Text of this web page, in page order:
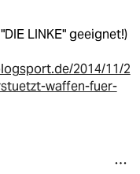
LINKE" geeignet!)
2014/11/2
waffen-fuer-